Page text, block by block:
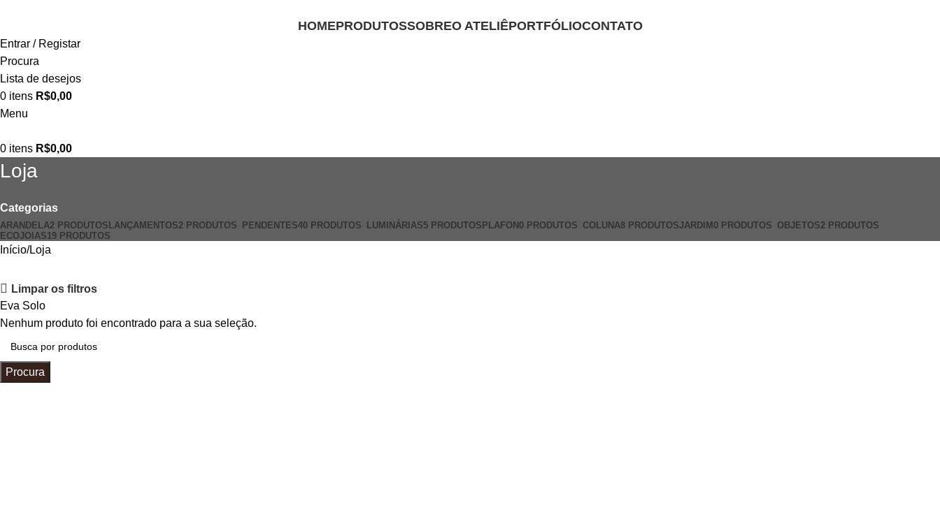
HOMEPRODUTOSSOBREO ATELIÊPORTFÓLIOCONTATO
Entrar / Registar
Procura
Lista de desejos
0 itens R$0,00
Menu
0 itens R$0,00
Loja
Categorias
ARANDELA2 PRODUTOS LANÇAMENTOS2 PRODUTOS PENDENTES40 PRODUTOS LUMINÁRIAS5 PRODUTOS PLAFON 0 PRODUTOS COLUNA8 PRODUTOSJARDIM 0 PRODUTOS OBJETOS2 PRODUTOS
ECOJOIAS19 PRODUTOS
Início Loja
Limpar os filtros
Eva Solo
Nenhum produto foi encontrado para a sua seleção.
Procura